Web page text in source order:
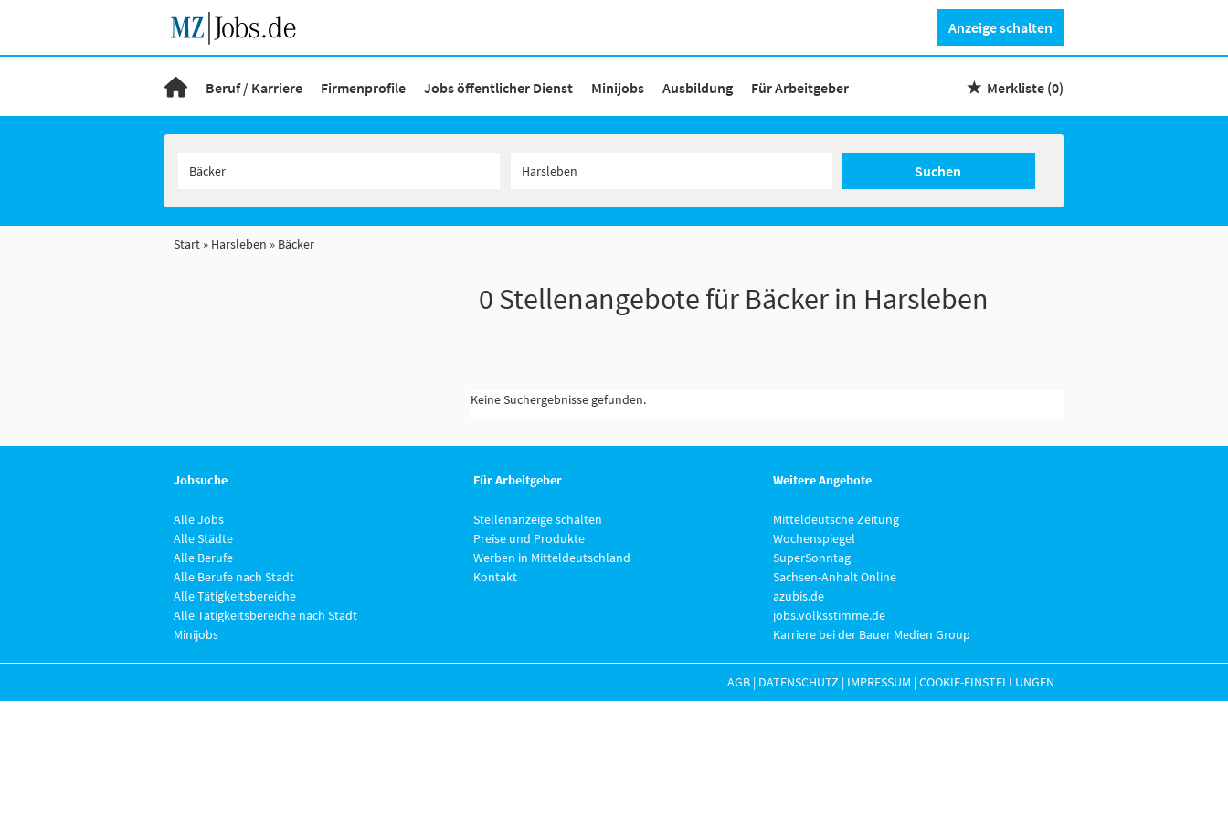
Anzeige schalten
Beruf / Karriere Firmenprofile Jobs öffentlicher Dienst Minijobs Ausbildung Für Arbeitgeber Merkliste (0)
Suchen
Start Harsleben Bäcker
0 Stellenangebote für Bäcker in Harsleben
Keine Suchergebnisse gefunden.
Jobsuche
Alle Jobs
Alle Städte
Alle Berufe
Alle Berufe nach Stadt
Alle Tätigkeitsbereiche
Alle Tätigkeitsbereiche nach Stadt
Minijobs
Für Arbeitgeber
Stellenanzeige schalten
Preise und Produkte
Werben in Mitteldeutschland
Kontakt
Weitere Angebote
Mitteldeutsche Zeitung
Wochenspiegel
SuperSonntag
Sachsen-Anhalt Online
azubis.de
jobs.volksstimme.de
Karriere bei der Bauer Medien Group
AGB | DATENSCHUTZ | IMPRESSUM |COOKIE-EINSTELLUNGEN